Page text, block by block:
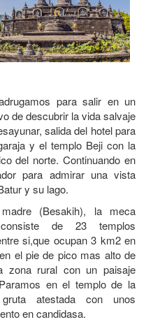
para salir en un
de descubrir la vida salvaje
salida del hotel para
y el templo Beji con la
del norte. Continuando en
para admirar una vista
y su lago.
(Besakih), la meca
de 23 templos
si,que ocupan 3 km2 en
el pie de pico mas alto de
zona rural con un paisaje
en el templo de la
atestada con unos
en candidasa.